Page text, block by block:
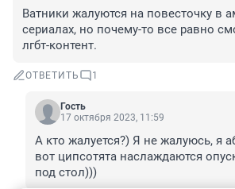
Baтники жалуются на повесточку в
сериалах, но почему-то все равно
лгбт-контент.
ОТВЕТИТЬ 1
Гость
17 октября 2023, 11:59
А кто жалуется?) Я не жалуюсь, я
вот ципсотята наслаждаются
под стол)))